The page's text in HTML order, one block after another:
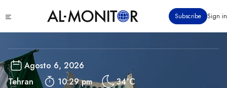
contenido
see
Subscribe Sign in
Iran
Agosto 6, 2026
Tehran
10:29 pm 34°C